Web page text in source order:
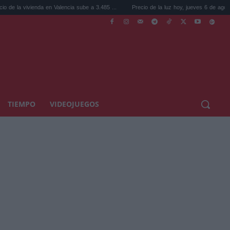
Valencia sube a 3.485 ... Precio de la luz hoy, jueves 6 de agosto: la hora ...
TIEMPO VIDEOJUEGOS